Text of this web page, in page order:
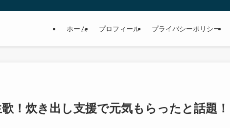
ホーム プロフィール プライバシーポリシー
！炊き出し支援で元気もらったと話題！